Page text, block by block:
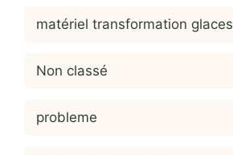
matériel transformation glaces
Non classé
probleme